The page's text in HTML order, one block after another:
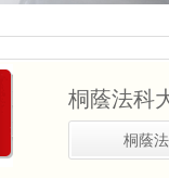
桐蔭法科
桐蔭